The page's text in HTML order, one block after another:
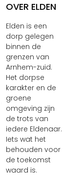
OVER ELDEN
Elden is een
dorp gelegen
binnen de
grenzen van
Arnhem-zuid.
Het dorpse
karakter en de
groene
omgeving zijn
de trots van
iedere Eldenaar.
Iets wat het
behouden voor
de toekomst
waard is.